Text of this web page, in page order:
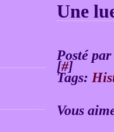
Une
Posté
[#]
Tags:
Vous